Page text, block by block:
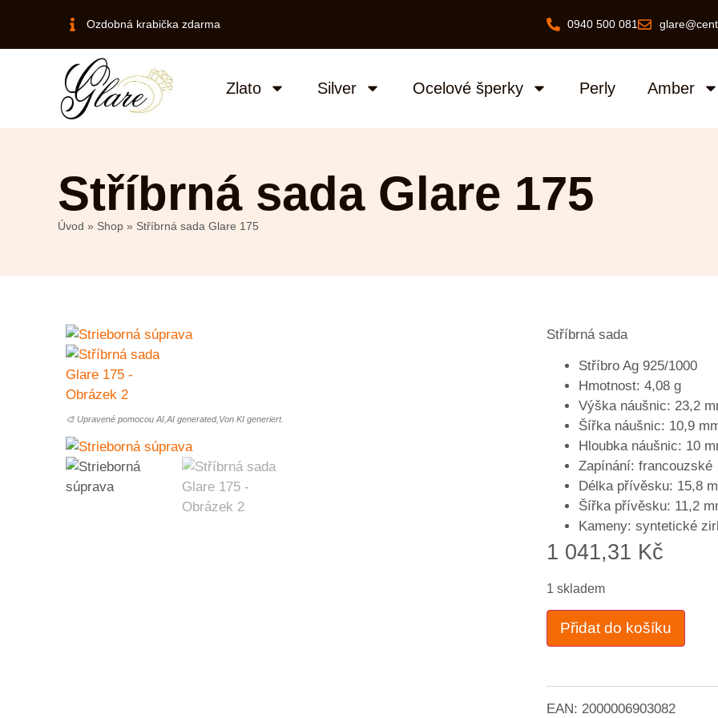
Ozdobná krabička zdarma 0940 500 081
Zlato Silver Ocelové šperky Perly Amber
Stříbrná sada Glare 175
Úvod » Shop » Stříbrná sada Glare 175
🎨 Upravené pomocou AI,AI generated,Von KI generiert.
Stříbrná sada
Stříbro Ag 925/1000
Hmotnost: 4,08 g
Výška náušnic: 23,2
Šířka náušnic: 10,9
Hloubka náušnic: 10
Zapínání: francouzské
Délka přívěsku: 15,8
Šířka přívěsku: 11,2
Kameny: syntetické
1 041,31 Kč
1 skladem
Přidat do košíku
EAN: 2000006903082